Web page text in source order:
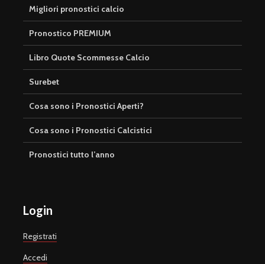
Migliori pronostici calcio
Pronostico PREMIUM
Libro Quote Scommesse Calcio
Surebet
Cosa sono i Pronostici Aperti?
Cosa sono i Pronostici Calcistici
Pronostici tutto l’anno
Login
Registrati
Accedi